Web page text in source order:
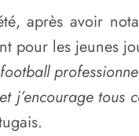
après avoir
pour les jeunes
j’encourage